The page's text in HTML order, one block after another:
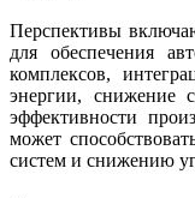
Перспективы
для обеспечения
комплексов,
энергии, снижение
эффективности
может
систем и снижению